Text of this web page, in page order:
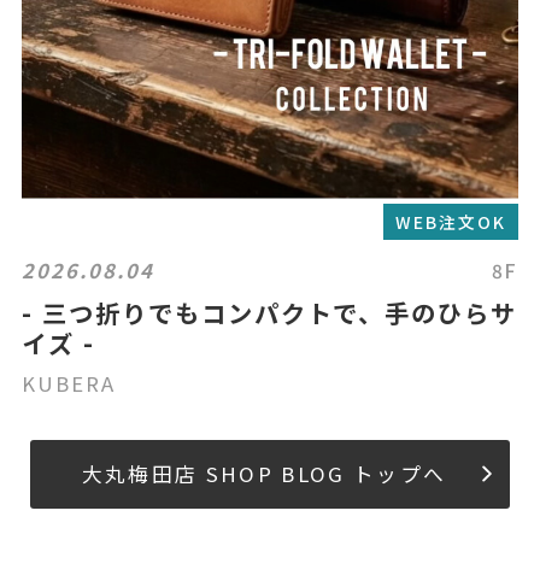
WEB注文OK
2026.08.04 8F
- 三つ折りでもコンパクトで、手のひらサ
イズ -
KUBERA
大丸梅田店 SHOP BLOG トップへ